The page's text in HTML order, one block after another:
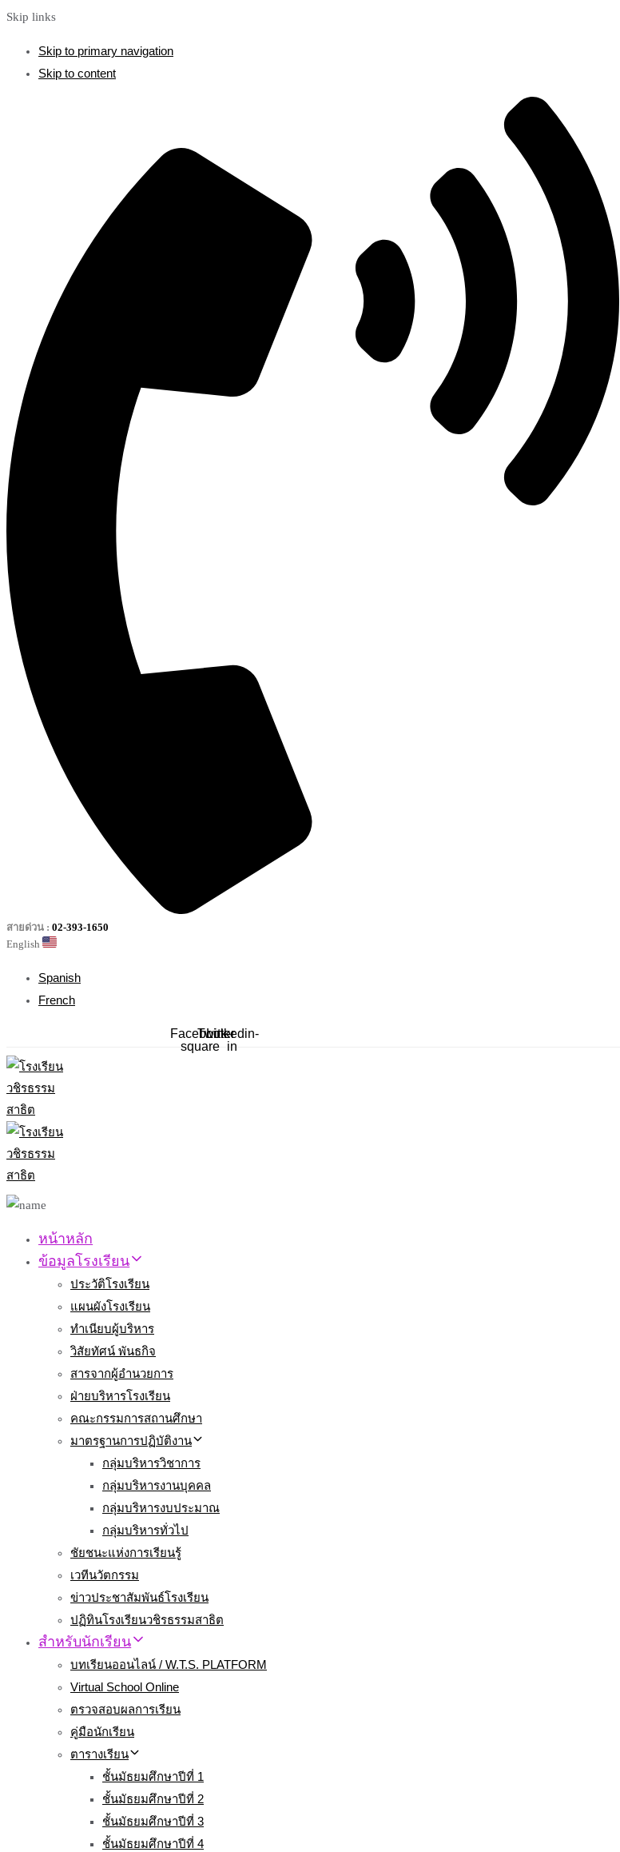
Skip links
Skip to primary navigation
Skip to content
สายด่วน : 02-393-1650
English
Spanish
French
Facebook-
square
Twitter
Linkedin-
in
หน้าหลัก
ข้อมูลโรงเรียน
ประวัติโรงเรียน
แผนผังโรงเรียน
ทำเนียบผู้บริหาร
วิสัยทัศน์ พันธกิจ
สารจากผู้อำนวยการ
ฝ่ายบริหารโรงเรียน
คณะกรรมการสถานศึกษา
มาตรฐานการปฏิบัติงาน
กลุ่มบริหารวิชาการ
กลุ่มบริหารงานบุคคล
กลุ่มบริหารงบประมาณ
กลุ่มบริหารทั่วไป
ชัยชนะแห่งการเรียนรู้
เวทีนวัตกรรม
ข่าวประชาสัมพันธ์โรงเรียน
ปฏิทินโรงเรียนวชิรธรรมสาธิต
สำหรับนักเรียน
บทเรียนออนไลน์ / W.T.S. PLATFORM
Virtual School Online
ตรวจสอบผลการเรียน
คู่มือนักเรียน
ตารางเรียน
ชั้นมัธยมศึกษาปีที่ 1
ชั้นมัธยมศึกษาปีที่ 2
ชั้นมัธยมศึกษาปีที่ 3
ชั้นมัธยมศึกษาปีที่ 4